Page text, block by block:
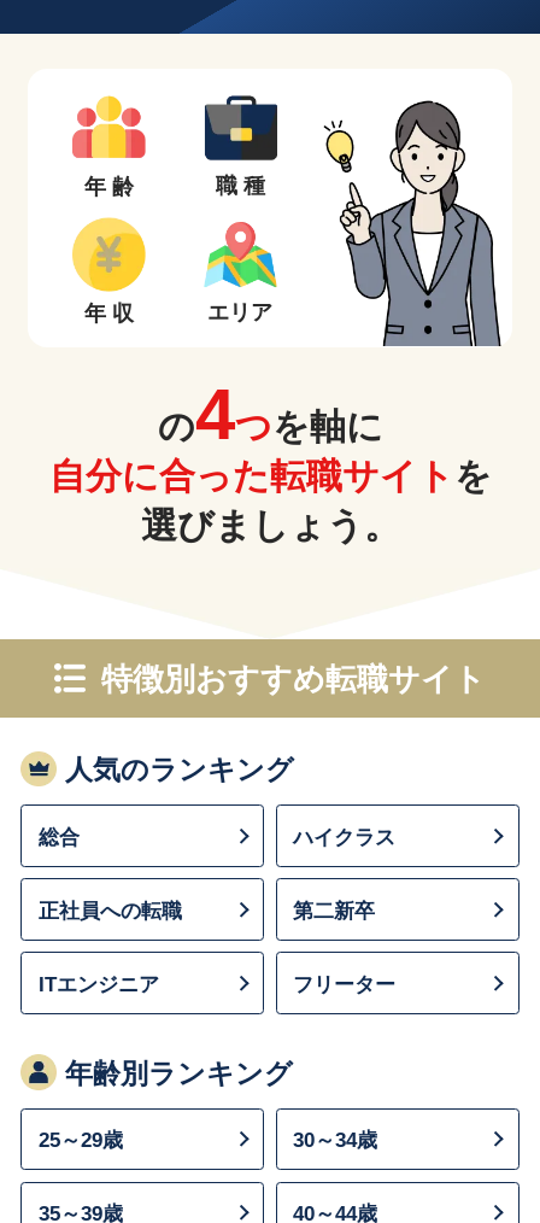
年 齢 職 種
年 収 エリア
の4つを軸に
自分に合った転職サイト を
選びましょう。
特徴別おすすめ転職サイト
人気のランキング
総合 ハイクラス
正社員への転職 第二新卒
ITエンジニア フリーター
年齢別ランキング
25～29歳 30～34歳
35～39歳 40～44歳